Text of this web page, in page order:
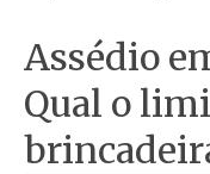
Assédio
Qual o